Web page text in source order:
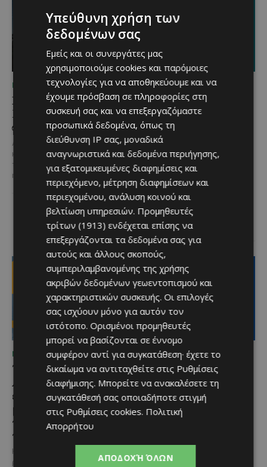
ΜΈΝΟΥΜΕ ΚΎΠΡΟ
Βραδινή πεζοπορία στον
Μαχαιρά με τον σκύλο
σου και θέα τις Περσείδες
Αν αγαπάς τις βόλτες στη φύση
και δεν αποχωρίζεσαι ποτέ τον
τετράποδο φίλο σου, τότε αυτή
η εμπειρία...
ΜΈΝΟΥΜΕ ΚΎΠΡΟ
Τα Λεύκαρα
ετοιμάζονται για μία
βραδιά γεμάτη street
food, μουσική και
καλοκαιρινή διάθεση
Μία από τις πιο γευστικές
εκδηλώσεις του καλοκαιριού
επιστρέφει στα Λεύκαρα,
προσκαλώντας μικρούς και
μεγάλους να απολαύσουν
μοναδικές...
ΜΈΝΟΥΜΕ ΚΎΠΡΟ
Το 10ο Φεστιβάλ
Αγροτικού Πολιτισμού
επιστρέφει στον Πρωταρά
με μουσική,
παραδοσιακές γεύσεις και
πλούσιο πρόγραμμα
Η κυπριακή παράδοση δίνει ξανά
ραντεβού στον Πρωταρά, καθώς
ΜΈΝΟΥΜΕ ΕΝΗΜΕΡΩΜΈΝΟΙ
Διεθνώς αναγνωρισμένα
κρασιά στην κορυφαία
σχέση ποιότητας-τιμής
από τη Lidl Κύπρου
εταιρείας συνδυάζει εξαιρετική
ποικιλία, διεθνείς διακρίσεις
Υπεύθυνη χρήση των
δεδομένων σας
Εμείς και οι συνεργάτες μας
χρησιμοποιούμε cookies και παρόμοιες
τεχνολογίες για να αποθηκεύουμε και να
έχουμε πρόσβαση σε πληροφορίες στη
συσκευή σας και να επεξεργαζόμαστε
προσωπικά δεδομένα, όπως τη
διεύθυνση IP σας, μοναδικά
αναγνωριστικά και δεδομένα περιήγησης,
για εξατομικευμένες διαφημίσεις και
περιεχόμενο, μέτρηση διαφημίσεων και
περιεχομένου, ανάλυση κοινού και
βελτίωση υπηρεσιών. Προμηθευτές
τρίτων (1913) ενδέχεται επίσης να
επεξεργάζονται τα δεδομένα σας για
αυτούς και άλλους σκοπούς,
συμπεριλαμβανομένης της χρήσης
ακριβών δεδομένων γεωεντοπισμού και
χαρακτηριστικών συσκευής. Οι επιλογές
σας ισχύουν μόνο για αυτόν τον
ιστότοπο. Ορισμένοι προμηθευτές
μπορεί να βασίζονται σε έννομο
συμφέρον αντί για συγκατάθεση· έχετε το
δικαίωμα να αντιταχθείτε στις Ρυθμίσεις
διαφήμισης. Μπορείτε να ανακαλέσετε τη
συγκατάθεσή σας οποιαδήποτε στιγμή
στις Ρυθμίσεις cookies. Πολιτική
Απορρήτου
ΑΠΟΔΟΧΉ ΌΛΩΝ